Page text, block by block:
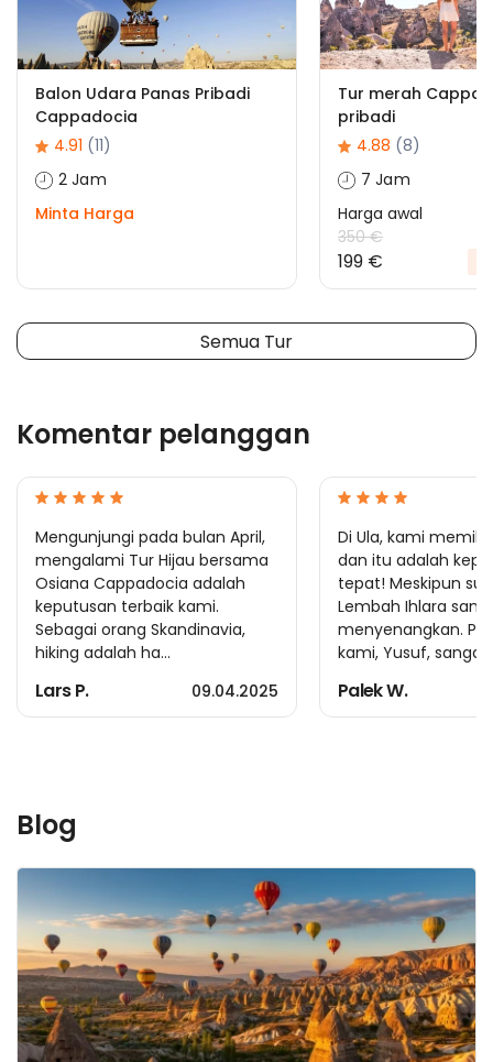
Balon Udara Panas Pribadi
Cappadocia
4.91 (11)
2 Jam
Minta Harga
Tur merah
pribadi
4.88 (8)
7 Jam
Harga awal
350 €
199 €
Semua Tur
Komentar pelanggan
Mengunjungi pada bulan April,
mengalami Tur Hijau bersama
Osiana Cappadocia adalah
keputusan terbaik kami.
Sebagai orang Skandinavia,
hiking adalah ha...
Lars P. 09.04.2025
Di Ula, kami
dan itu adalah
tepat! Meskipun
Lembah Ihlara
menyenangkan.
kami, Yusuf, sanga...
Palek W.
Blog